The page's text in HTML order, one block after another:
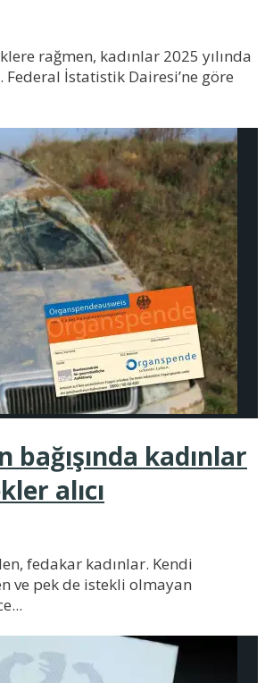
rağmen, kadınlar 2025 yılında
Federal İstatistik Dairesi’ne göre
bağışında kadınlar
alıcı
fedakar kadınlar. Kendi
ve pek de istekli olmayan
...